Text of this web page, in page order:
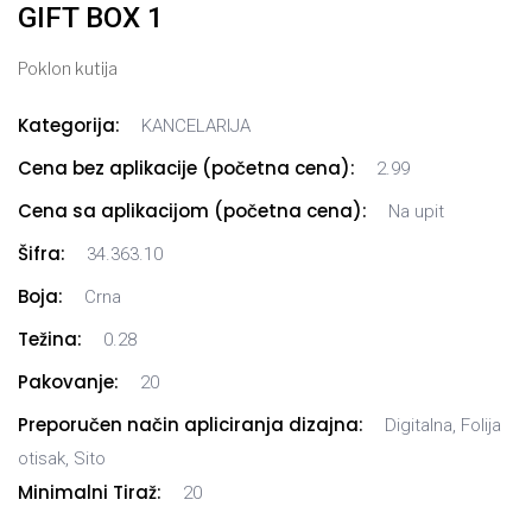
GIFT BOX 1
Poklon kutija
Kategorija: KANCELARIJA
Cena bez aplikacije (početna cena): 2.99
Cena sa aplikacijom (početna cena): Na upit
Šifra: 34.363.10
Boja: Crna
Težina: 0.28
Pakovanje: 20
Preporučen način apliciranja dizajna:
Digitalna, Folija
otisak, Sito
Minimalni Tiraž: 20